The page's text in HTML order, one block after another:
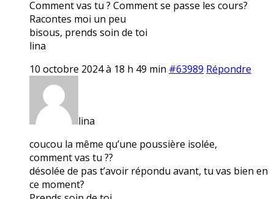
Comment vas tu ? Comment se passe les cours?
Racontes moi un peu
bisous, prends soin de toi
lina
10 octobre 2024 à 18 h 49 min #63989 Répondre
lina
coucou la même qu’une poussière isolée,
comment vas tu ??
désolée de pas t’avoir répondu avant, tu vas bien en
ce moment?